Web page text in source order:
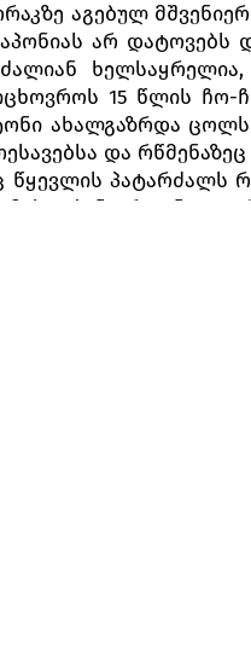
აგებულ
არ დატოვებს
ხელსაყრელია,
15 წლის ჩო-
ახალგაზრდა
და
პატარძალს
პინკერტონი და